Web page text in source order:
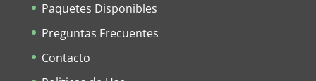
Paquetes Disponibles
Preguntas Frecuentes
Contacto